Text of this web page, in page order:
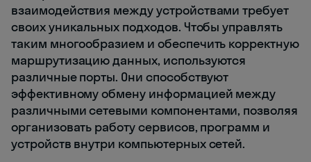
взаимодействия между устройствами требует
своих уникальных подходов. Чтобы управлять
таким многообразием и обеспечить корректную
маршрутизацию данных, используются
различные порты. Они способствуют
эффективному обмену информацией между
различными сетевыми компонентами, позволяя
организовать работу сервисов, программ и
устройств внутри компьютерных сетей.